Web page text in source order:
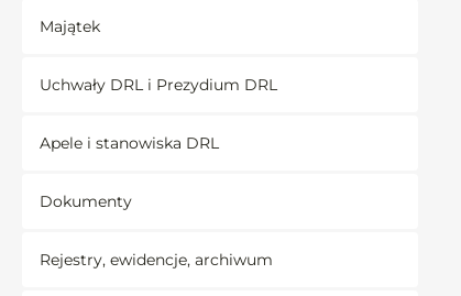
Majątek
Uchwały DRL i Prezydium DRL
Apele i stanowiska DRL
Dokumenty
Rejestry, ewidencje, archiwum